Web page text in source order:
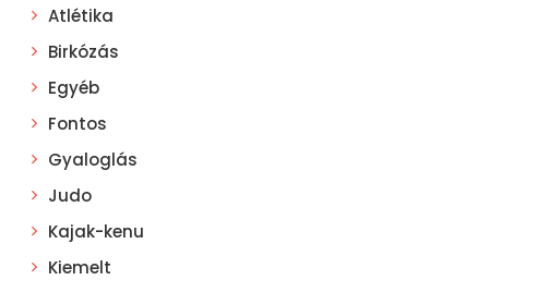
Atlétika
Birkózás
Egyéb
Fontos
Gyaloglás
Judo
Kajak-kenu
Kiemelt